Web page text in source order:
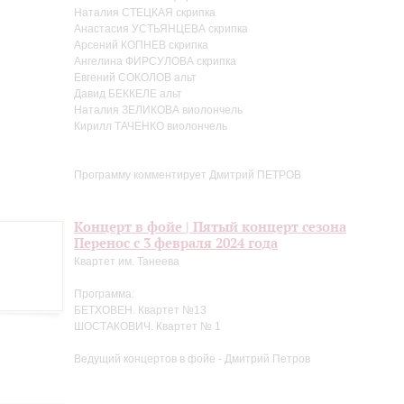
Наталия СТЕЦКАЯ скрипка
Анастасия УСТЬЯНЦЕВА скрипка
Арсений КОПНЕВ скрипка
Ангелина ФИРСУЛОВА скрипка
Евгений СОКОЛОВ альт
Давид БЕККЕЛЕ альт
Наталия ЗЕЛИКОВА виолончель
Кирилл ТАЧЕНКО виолончель
Программу комментирует Дмитрий ПЕТРОВ
Концерт в фойе | Пятый концерт сезона
Перенос с 3 февраля 2024 года
Квартет им. Танеева
Программа:
БЕТХОВЕН. Квартет №13
ШОСТАКОВИЧ. Квартет № 1
Ведущий концертов в фойе - Дмитрий Петров